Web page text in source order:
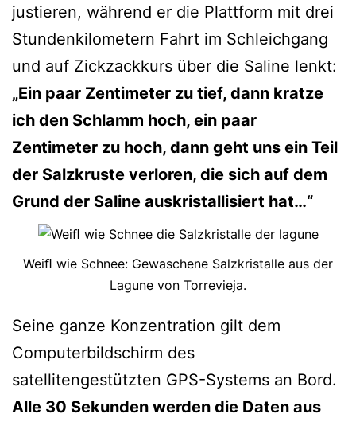
justieren, während er die Plattform mit drei
Stundenkilometern Fahrt im Schleichgang
und auf Zickzackkurs über die Saline lenkt:
„Ein paar Zentimeter zu tief, dann kratze
ich den Schlamm hoch, ein paar
Zentimeter zu hoch, dann geht uns ein Teil
der Salzkruste verloren, die sich auf dem
Grund der Saline auskristallisiert hat…“
Weiﬂ wie Schnee: Gewaschene Salzkristalle aus der
Lagune von Torrevieja.
Seine ganze Konzentration gilt dem
Computerbildschirm des
satellitengestützten GPS-Systems an Bord.
Alle 30 Sekunden werden die Daten aus